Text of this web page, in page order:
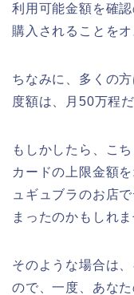
利用可能金額を確
購入されることを
ちなみに、多くの
度額は、月50万程
もしかしたら、こ
カードの上限金額
ュギュブラのお店
まったのかもしれ
そのような場合は
ので、一度、あな